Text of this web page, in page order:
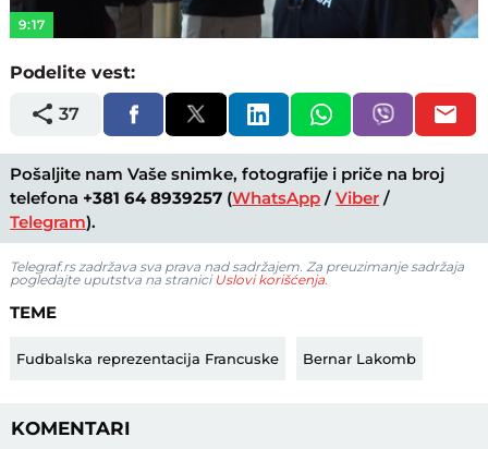
9:17
Podelite vest:
37
Pošaljite nam Vaše snimke, fotografije i priče na broj
telefona +381 64 8939257 (WhatsApp /Viber /
Telegram).
Telegraf.rs zadržava sva prava nad sadržajem. Za preuzimanje sadržaja
pogledajte uputstva na stranici Uslovi korišćenja.
TEME
Fudbalska reprezentacija Francuske Bernar Lakomb
KOMENTARI